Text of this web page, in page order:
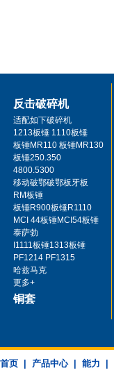
反击破碎机
适配如下破碎机
1213板锤 1110板锤
板锤MR110 板锤MR130
板锤250.350
4800.5300
移动破鄂破鄂板牙板
RM板锤
板锤R900板锤R1110
MCI 44板锤MCI54板锤
泰萨勃
I1111板锤1313板锤
PF1214 PF1315
哈兹马克
更多+
铜套
首页 产品中心| 能力